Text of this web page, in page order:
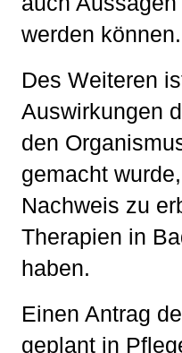
werden können.
Des Weiteren
Auswirkungen
den
gemacht
Nachweis zu
Therapien in
haben.
Einen Antrag
geplant in